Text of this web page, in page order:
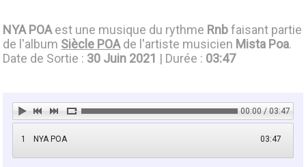
NYA POAest une musique du rythme Rnbfaisant partie
de l'album Siècle POAde l'artiste musicien Mista Poa.
Date de Sortie : 30 Juin 2021 | Durée : 03:47
00:00 / 03:47
1 03:47
NYA POA